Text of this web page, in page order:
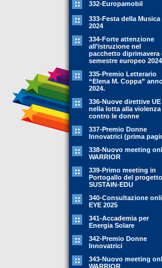
332-Europamobil
333-Festa della Musica
2024
334-Forte attenzione
all’istruzione nel
pacchetto diprimavera
semestre europeo 2024
335-Premio Letterario
“Elena M. Coppa”
2024.
336-Nuove direttive UE
nella lotta alla violenza
contro le donne
337-Premio Donne
Innovatrici (prima
338-Nuovo meeting
WARRIOR
339-Primo meeting in
Portogallo del progetto
SUSTAIN-EDU
340-Consultazione
EYE 2025
341-Accademia per
Energia Solare
342-Premio Donne
Innovatrici
343-Nuovo meeting
WARRIOR